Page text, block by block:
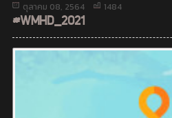
ตุลาคม 08, 2564 1484
#WMHD_2021